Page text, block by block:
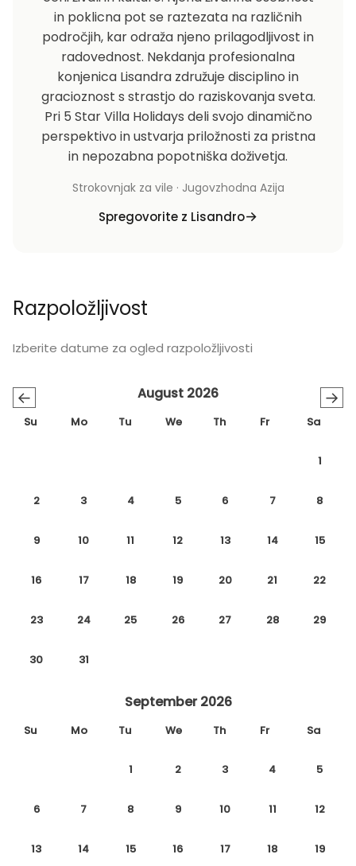
in poklicna pot se raztezata na različnih
področjih, kar odraža njeno prilagodljivost in
radovednost. Nekdanja profesionalna
konjenica Lisandra združuje disciplino in
gracioznost s strastjo do raziskovanja sveta.
Pri 5 Star Villa Holidays deli svojo dinamično
perspektivo in ustvarja priložnosti za pristna
in nepozabna popotniška doživetja.
Strokovnjak za vile · Jugovzhodna Azija
Spregovorite z Lisandro
Razpoložljivost
Izberite datume za ogled razpoložljivosti
← →
August 2026
Su Mo Tu We Th Fr Sa
1
2 3 4 5 6 7 8
9 10 11 12 13 14 15
16 17 18 19 20 21 22
23 24 25 26 27 28 29
30 31
September 2026
Su Mo Tu We Th Fr Sa
1 2 3 4 5
6 7 8 9 10 11 12
13 14 15 16 17 18 19